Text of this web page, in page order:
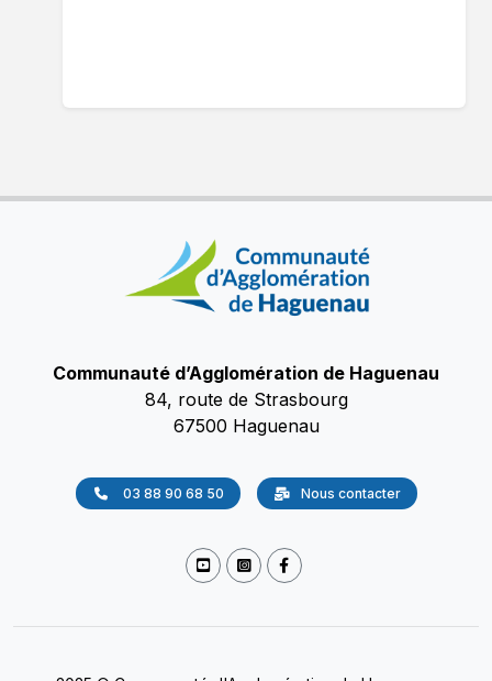
Communauté d’Agglomération de Haguenau
84, route de Strasbourg
67500 Haguenau
03 88 90 68 50 Nous contacter